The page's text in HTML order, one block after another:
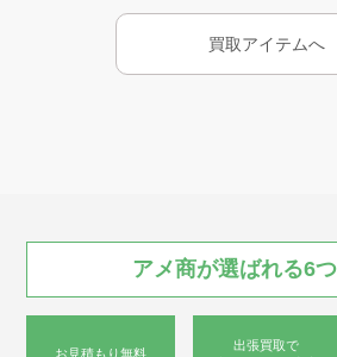
買取アイテムへ
アメ商が選ばれる6
お見積もり無料
出張買取で